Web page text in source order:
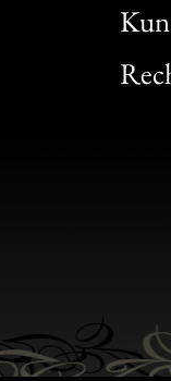
Bon
Clic